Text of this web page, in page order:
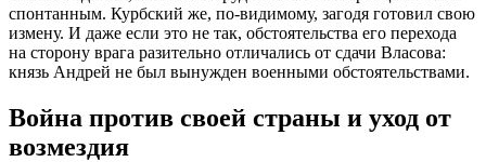
спонтанным. Курбский же, по-видимому, загодя готовил свою
измену. И даже если это не так, обстоятельства его перехода
на сторону врага разительно отличались от сдачи Власова:
князь Андрей не был вынужден военными обстоятельствами.
Война против своей страны и уход от
возмездия